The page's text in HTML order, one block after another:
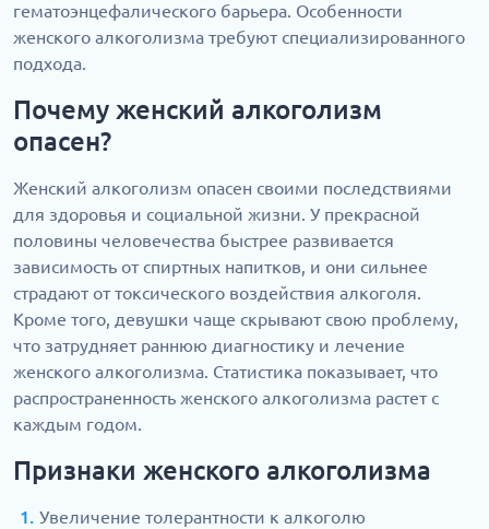
гематоэнцефалического барьера. Особенности
женского алкоголизма требуют специализированного
подхода.
Почему женский алкоголизм
опасен?
Женский алкоголизм опасен своими последствиями
для здоровья и социальной жизни. У прекрасной
половины человечества быстрее развивается
зависимость от спиртных напитков, и они сильнее
страдают от токсического воздействия алкоголя.
Кроме того, девушки чаще скрывают свою проблему,
что затрудняет раннюю диагностику и лечение
женского алкоголизма. Статистика показывает, что
распространенность женского алкоголизма растет с
каждым годом.
Признаки женского алкоголизма
Увеличение толерантности к алкоголю